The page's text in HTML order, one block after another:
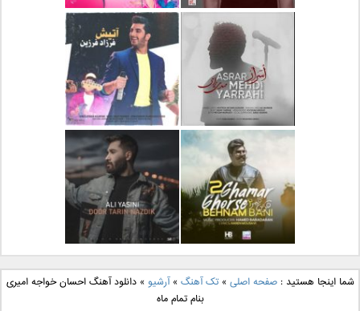
دانلود آهنگ جدید رضا
بهرام بنام نگار
دانلود آهنگ جدید علی
لهراسبی بنام صورت
دانلود آهنگ جدید مهدی
یراحی بنام اسرار
دانلود آهنگ جدید فرزاد
فرزین بنام آتیش
دانلود آهنگ جدید بهنام
بانی بنام قرص قمر 2
دانلود آهنگ جدید علی
یاسینی بنام دورترین نزدیک
شما اینجا هستید :صفحه اصلی »تک آهنگ »آرشیو »دانلود آهنگ احسان خواجه امیری
بنام تمام ماه